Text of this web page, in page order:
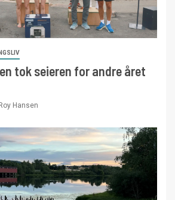
tok seieren for andre året
Hansen